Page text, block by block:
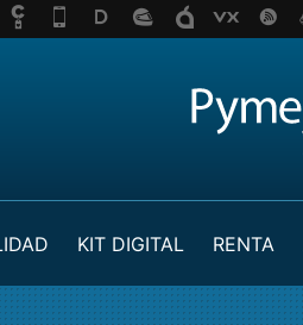
KIT DIGITAL RENTA